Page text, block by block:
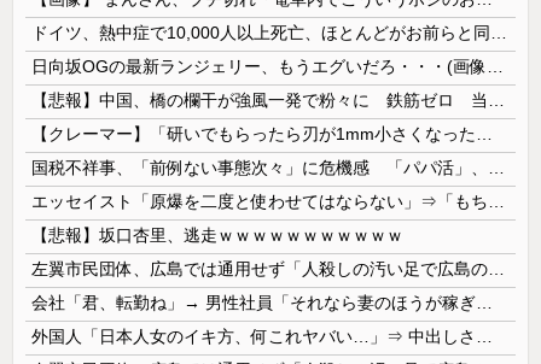
【悲報】坂口杏里、逃走ｗｗｗｗｗｗｗｗｗｗｗ